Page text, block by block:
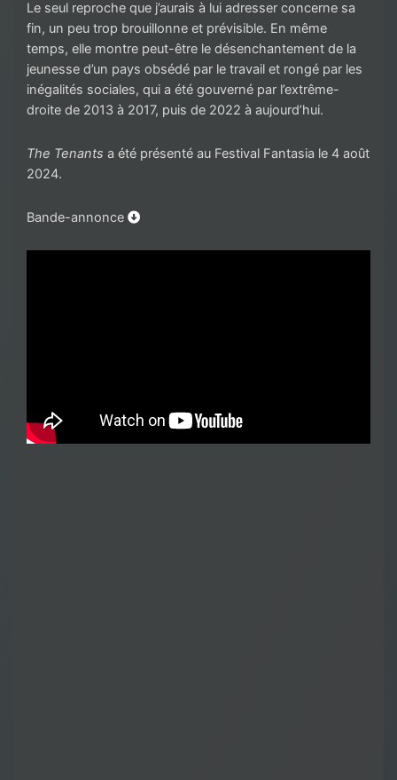
Le seul reproche que j’aurais à lui adresser concerne sa
fin, un peu trop brouillonne et prévisible. En même
temps, elle montre peut-être le désenchantement de la
jeunesse d’un pays obsédé par le travail et rongé par les
inégalités sociales, qui a été gouverné par l’extrême-
droite de 2013 à 2017, puis de 2022 à aujourd’hui.
The Tenants a été présenté au Festival Fantasia le 4 août
2024.
Bande-annonce